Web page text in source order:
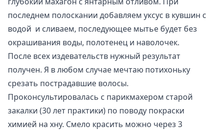
последнем полоскании добавляем уксус в кувшин с
водой и сливаем, последующее мытье будет без
окрашивания воды, полотенец и наволочек.
После всех издевательств нужный результат
получен. Я в любом случае мечтаю потихоньку
срезать пострадавшие волосы.
Проконсультировалась с парикмахером старой
закалки (30 лет практики) по поводу покраски
химией на хну. Смело красить можно через 3